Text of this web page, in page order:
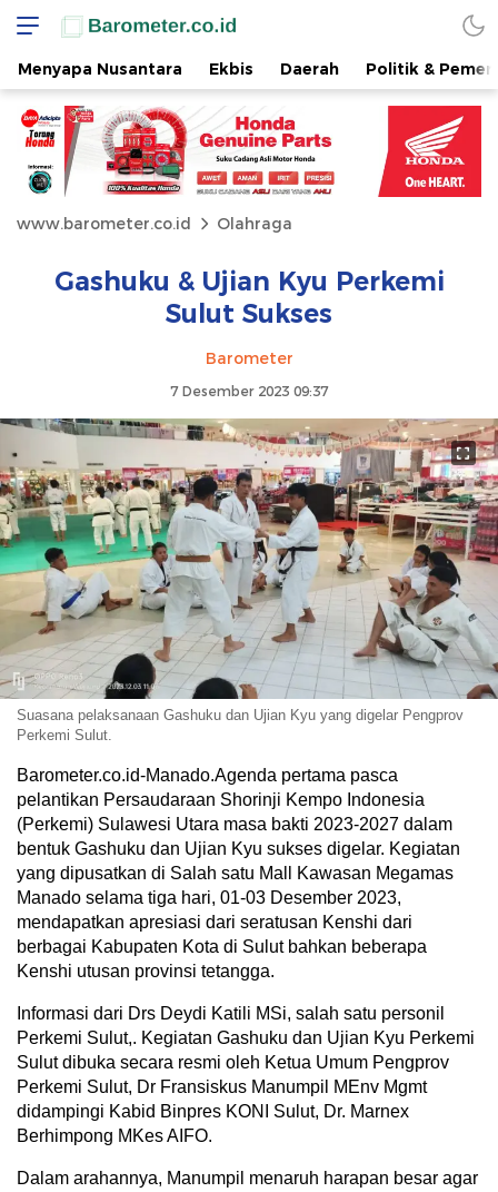
Menyapa Nusantara Ekbis Daerah Politik &
www.barometer.co.id Olahraga
Gashuku & Ujian Kyu Perkemi
Sulut Sukses
Barometer
7 Desember 2023 09:37
Suasana pelaksanaan Gashuku dan Ujian Kyu yang digelar Pengprov
Perkemi Sulut.
Barometer.co.id-Manado.Agenda pertama pasca
pelantikan Persaudaraan Shorinji Kempo Indonesia
(Perkemi) Sulawesi Utara masa bakti 2023-2027 dalam
bentuk Gashuku dan Ujian Kyu sukses digelar. Kegiatan
yang dipusatkan di Salah satu Mall Kawasan Megamas
Manado selama tiga hari, 01-03 Desember 2023,
mendapatkan apresiasi dari seratusan Kenshi dari
berbagai Kabupaten Kota di Sulut bahkan beberapa
Kenshi utusan provinsi tetangga.
Informasi dari Drs Deydi Katili MSi, salah satu personil
Perkemi Sulut,. Kegiatan Gashuku dan Ujian Kyu Perkemi
Sulut dibuka secara resmi oleh Ketua Umum Pengprov
Perkemi Sulut, Dr Fransiskus Manumpil MEnv Mgmt
didampingi Kabid Binpres KONI Sulut, Dr. Marnex
Berhimpong MKes AIFO.
Dalam arahannya, Manumpil menaruh harapan besar agar